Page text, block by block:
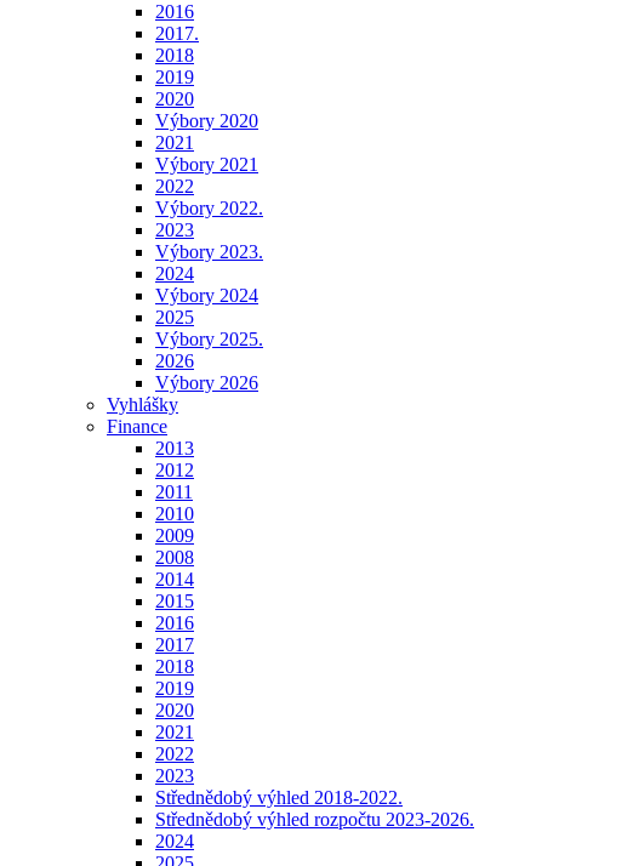
2016
2017.
2018
2019
2020
Výbory 2020
2021
Výbory 2021
2022
Výbory 2022.
2023
Výbory 2023.
2024
Výbory 2024
2025
Výbory 2025.
2026
Výbory 2026
Vyhlášky
Finance
2013
2012
2011
2010
2009
2008
2014
2015
2016
2017
2018
2019
2020
2021
2022
2023
Střednědobý výhled 2018-2022.
Střednědobý výhled rozpočtu 2023-2026.
2024